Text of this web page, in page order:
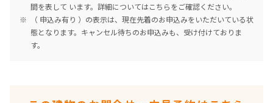
間を表して います。詳細についてはこちらをご確認ください。
（ 申込み有り ）の表示は、現在先着のお申込みをいただいている状
態となります。キャンセル待ちのお申込みも、受け付けておりま
す。